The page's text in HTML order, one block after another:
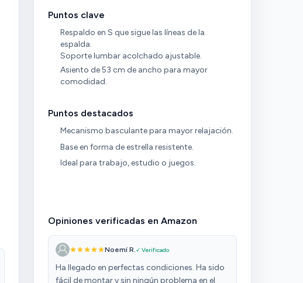
Puntos clave
Respaldo en S que sigue las líneas de la
espalda.
Soporte lumbar acolchado ajustable.
Asiento de 53 cm de ancho para mayor
comodidad.
Puntos destacados
Mecanismo basculante para mayor relajación.
Base en forma de estrella resistente.
Ideal para trabajo, estudio o juegos.
Opiniones verificadas en Amazon
Noemí R.✓ Verificado
Ha llegado en perfectas condiciones. Ha sido
fácil de montar y sin ningún problema en el